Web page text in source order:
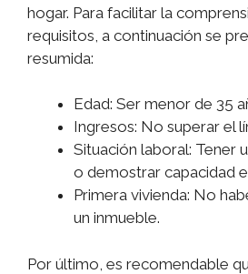
hogar. Para facilitar la
requisitos, a continuación se
resumida:
Edad: Ser menor de 35
Ingresos: No superar el
Situación laboral: Tener
o demostrar capacidad
Primera vivienda: No
un inmueble.
Por último, es recomendable